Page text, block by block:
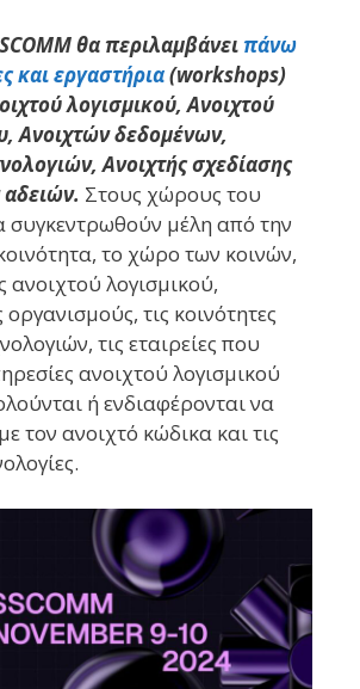
θα περιλαμβάνειπάνω
και εργαστήρια(workshops)
λογισμικού, Ανοιχτού
Ανοιχτών δεδομένων,
Ανοιχτής σχεδίασης
Στους χώρους του
συγκεντρωθούν μέλη από την
το χώρο των κοινών,
ανοιχτού λογισμικού,
τις κοινότητες
τις εταιρείες που
ανοιχτού λογισμικού
ή ενδιαφέρονται να
τον ανοιχτό κώδικα και τις